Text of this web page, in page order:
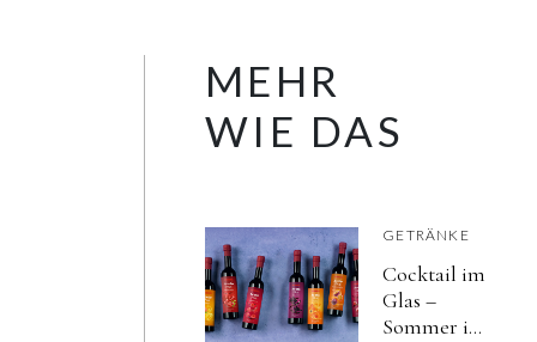
MEHR
WIE DAS
GETRÄNKE
Cocktail im
Glas –
Sommer im